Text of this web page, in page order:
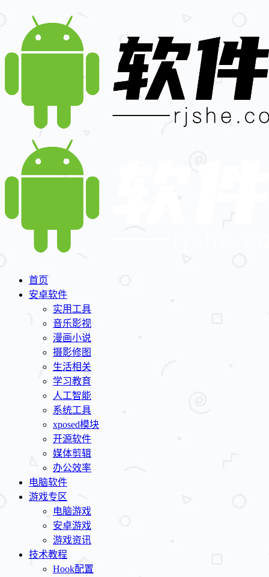
首页
安卓软件
实用工具
音乐影视
漫画小说
摄影修图
生活相关
学习教育
人工智能
系统工具
xposed模块
开源软件
媒体剪辑
办公效率
电脑软件
游戏专区
电脑游戏
安卓游戏
游戏资讯
技术教程
Hook配置